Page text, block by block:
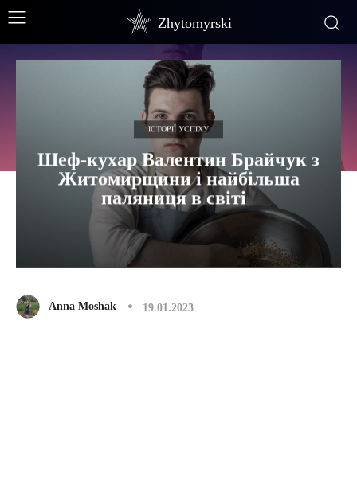
Zhytomyrski
ІСТОРІЇ УСПІХУ
Шеф-кухар Валентин Брайчук з
Житомирщини і найбільша
паляниця в світі
Anna Moshak 19.01.2023